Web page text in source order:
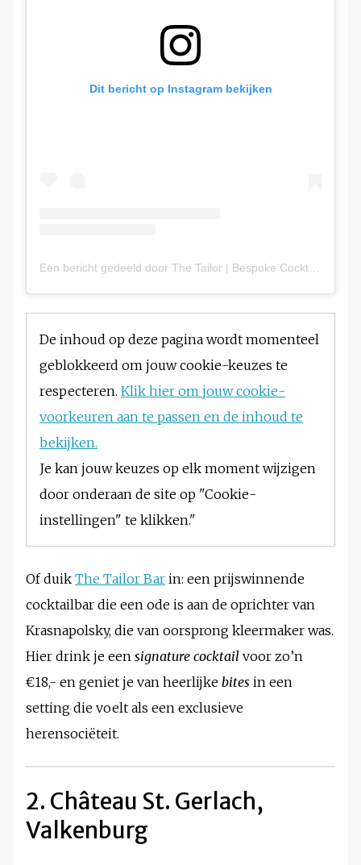
Dit bericht op Instagram bekijken
Een bericht gedeeld door The Tailor | Bespoke Cocktails (@thetailoramsterdam)
De inhoud op deze pagina wordt momenteel
geblokkeerd om jouw cookie-keuzes te
respecteren. Klik hier om jouw cookie-
voorkeuren aan te passen en de inhoud te
bekijken.
Je kan jouw keuzes op elk moment wijzigen
door onderaan de site op "Cookie-
instellingen" te klikken."
Of duik The Tailor Bar in: een prijswinnende
cocktailbar die een ode is aan de oprichter van
Krasnapolsky, die van oorsprong kleermaker was.
Hier drink je een signature cocktail voor zo’n
€18,- en geniet je van heerlijke bites in een
setting die voelt als een exclusieve
herensociëteit.
2. Château St. Gerlach,
Valkenburg